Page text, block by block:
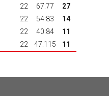
22 67:77
27
22 54:83
14
22 40:84
11
22 47:115 11